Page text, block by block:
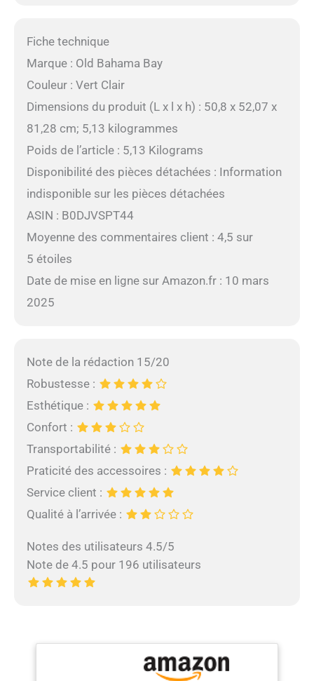
Fiche technique
Marque : Old Bahama Bay
Couleur : Vert Clair
Dimensions du produit (L x l x h) : 50,8 x 52,07 x
81,28 cm; 5,13 kilogrammes
Poids de l’article : 5,13 Kilograms
Disponibilité des pièces détachées : Information
indisponible sur les pièces détachées
ASIN : B0DJVSPT44
Moyenne des commentaires client : 4,5 sur
5 étoiles
Date de mise en ligne sur Amazon.fr : 10 mars
2025
Note de la rédaction 15/20
Robustesse :
Esthétique :
Confort :
Transportabilité :
Praticité des accessoires :
Service client :
Qualité à l’arrivée :
Notes des utilisateurs 4.5/5
Note de 4.5 pour 196 utilisateurs